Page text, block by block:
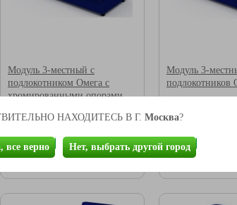
НАХОДИТЕСЬ В Г. Москва?
все верно Нет, выбрать другой город
Модуль 3-местный с
подлокотником Омега с
хромированными опорами
глубина: 750мм
В корзину
21 800 руб.
Модуль 3-
подлокотников
глубина: 750мм
18 900 руб.